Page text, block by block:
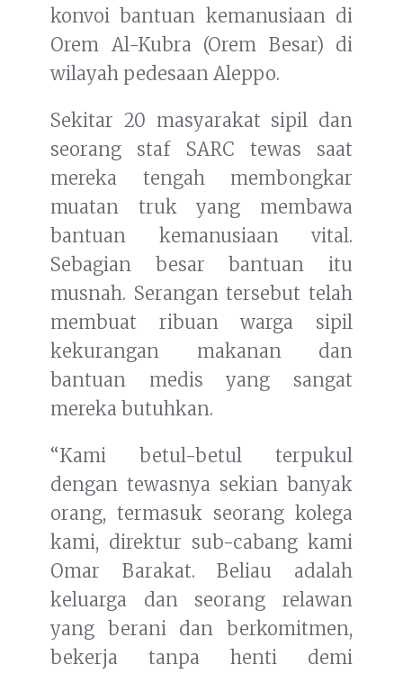
konvoi bantuan kemanusiaan di
Orem Al-Kubra (Orem Besar) di
wilayah pedesaan Aleppo.
Sekitar 20 masyarakat sipil dan
seorang staf SARC tewas saat
mereka tengah membongkar
muatan truk yang membawa
bantuan kemanusiaan vital.
Sebagian besar bantuan itu
musnah. Serangan tersebut telah
membuat ribuan warga sipil
kekurangan makanan dan
bantuan medis yang sangat
mereka butuhkan.
“Kami betul-betul terpukul
dengan tewasnya sekian banyak
orang, termasuk seorang kolega
kami, direktur sub-cabang kami
Omar Barakat. Beliau adalah
keluarga dan seorang relawan
yang berani dan berkomitmen,
bekerja tanpa henti demi